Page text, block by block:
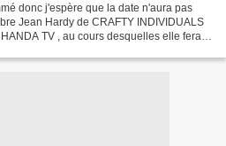
donc j'espère que la date n'aura pas
Jean Hardy de CRAFTY INDIVIDUALS
TV , au cours desquelles elle fera